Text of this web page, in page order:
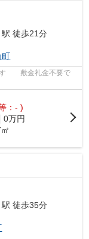
駅 徒歩21分
町
す 敷金礼金不要で
：- )
0万円
駅 徒歩35分